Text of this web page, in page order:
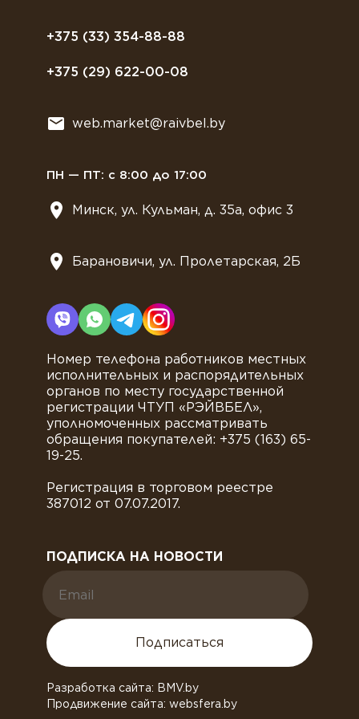
+375 (33) 354-88-88
+375 (29) 622-00-08
web.market@raivbel.by
ПН — ПТ: с 8:00 до 17:00
Минск, ул. Кульман, д. 35а, офис 3
Барановичи, ул. Пролетарская, 2Б
Номер телефона работников местных
исполнительных и распорядительных
органов по месту государственной
регистрации ЧТУП «РЭЙВБЕЛ»,
уполномоченных рассматривать
обращения покупателей: +375 (163) 65-
19-25.
Регистрация в торговом реестре
387012 от 07.07.2017.
ПОДПИСКА НА НОВОСТИ
Подписаться
Договор оферты
Разработка сайта: BMV.by
Продвижение сайта: websfera.by